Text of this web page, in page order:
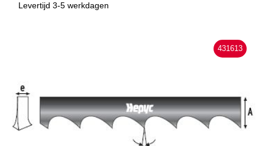
Levertijd 3-5 werkdagen
431613